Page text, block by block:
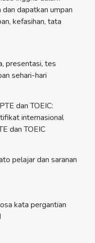
dapatkan umpan
kefasihan, tata
presentasi, tes
sehari-hari
dan TOEIC:
internasional
dan TOEIC
pelajar dan saranan
kata pergantian